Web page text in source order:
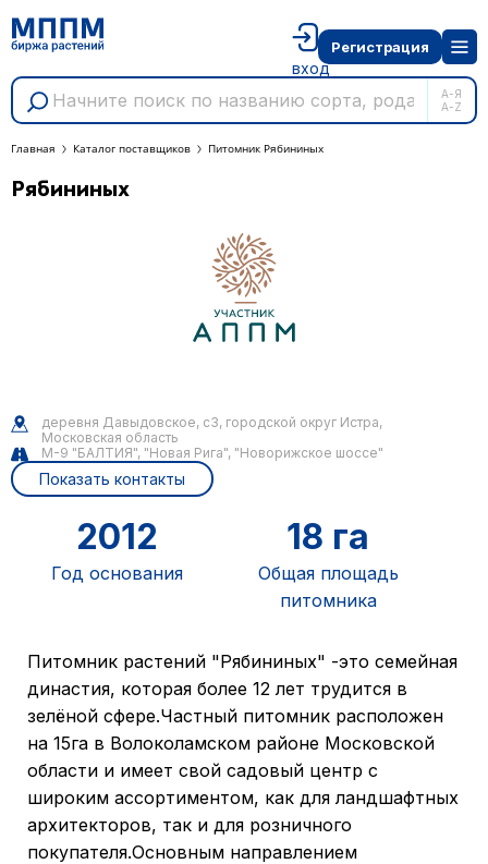
А-Я
A-Z
вход
Регистрация
Главная Каталог поставщиков Питомник Рябининых
Рябининых
деревня Давыдовское, с3, городской округ Истра,
Московская область
М-9 "БАЛТИЯ", "Новая Рига", "Новорижское шоссе"
Показать контакты
2012
Год основания
18 га
Общая площадь
питомника
Площадь открытого
грунта
Площадь
контейнерной
площадки
Питомник растений "Рябининых" -это семейная
династия, которая более 12 лет трудится в
зелёной сфере.Частный питомник расположен
на 15га в Волоколамском районе Московской
области и имеет свой садовый центр с
широким ассортиментом, как для ландшафтных
архитекторов, так и для розничного
покупателя.Основным направлением